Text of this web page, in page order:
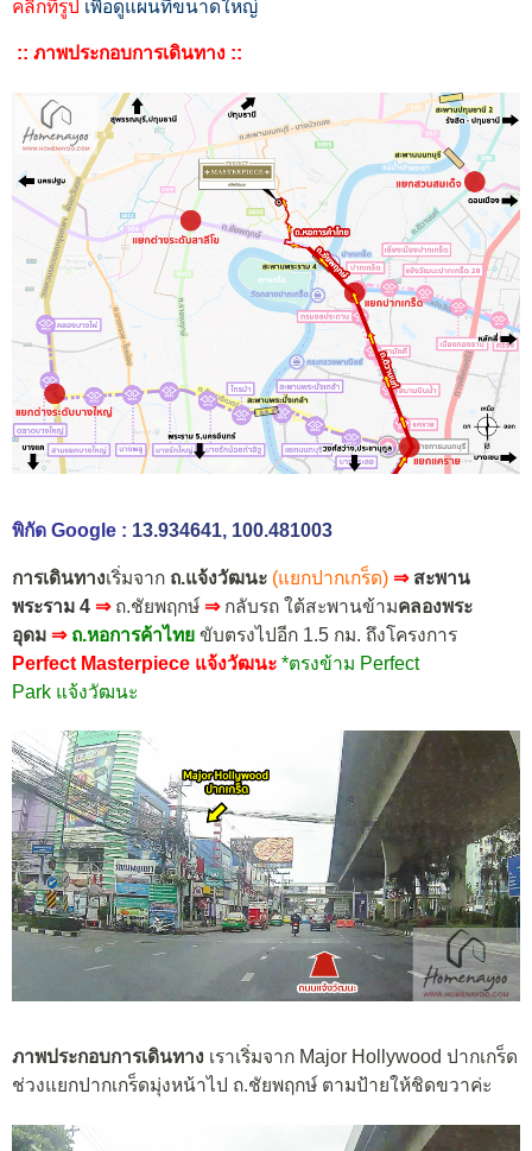
คลิกที่รูป เพื่อดูแผนที่ขนาดใหญ่
:: ภาพประกอบการเดินทาง ::
พิกัด Google : 13.934641, 100.481003
การเดินทางเริ่มจาก ถ.แจ้งวัฒนะ (แยกปากเกร็ด) ⇒ สะพาน
พระราม 4 ⇒ถ.ชัยพฤกษ์ ⇒กลับรถ ใต้สะพานข้ามคลองพระ
อุดม ⇒ ถ.หอการค้าไทย ขับตรงไปอีก 1.5 กม. ถึงโครงการ
Perfect Masterpiece แจ้งวัฒนะ *ตรงข้าม Perfect
Park แจ้งวัฒนะ
ภาพประกอบการเดินทาง เราเริ่มจาก Major Hollywood ปากเกร็ด
ช่วงแยกปากเกร็ดมุ่งหน้าไป ถ.ชัยพฤกษ์ ตามป้ายให้ชิดขวาค่ะ